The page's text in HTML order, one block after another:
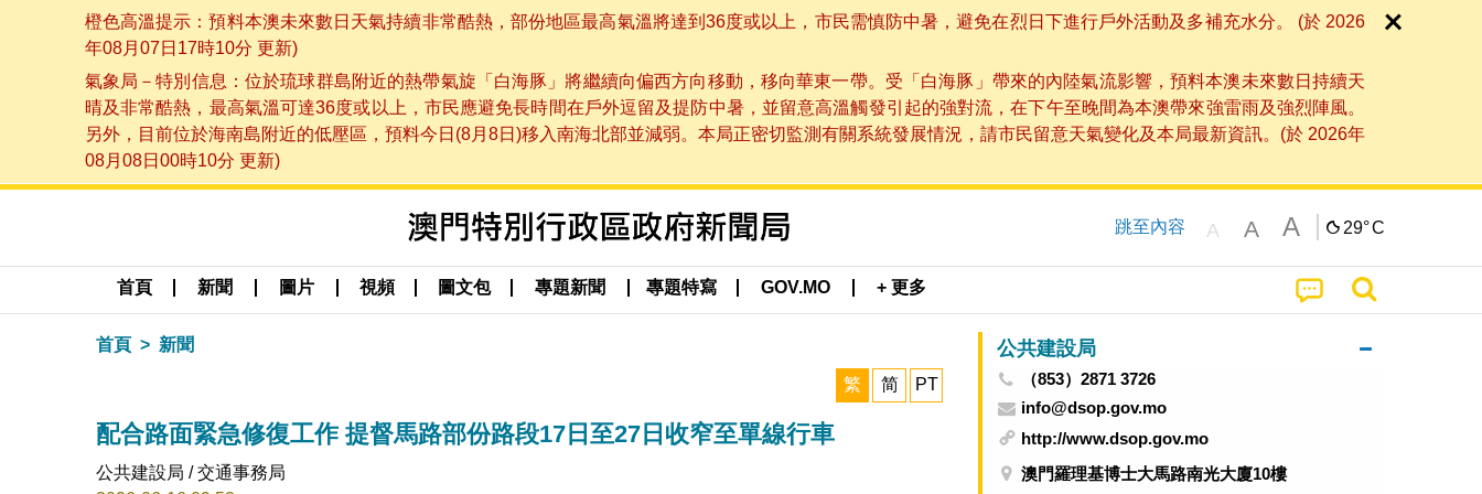
橙色高溫提示：預料本澳未來數日天氣持續非常酷熱，部份地區最高氣溫將達到36度或以上，市民需慎防中暑，避免在烈日下進行戶外活動及多補充水分。 (於 2026
年08月07日17時10分 更新)
氣象局－特別信息：位於琉球群島附近的熱帶氣旋「白海豚」將繼續向偏西方向移動，移向華東一帶。受「白海豚」帶來的內陸氣流影響，預料本澳未來數日持續天
晴及非常酷熱，最高氣溫可達36度或以上，市民應避免長時間在戶外逗留及提防中暑，並留意高溫觸發引起的強對流，在下午至晚間為本澳帶來強雷雨及強烈陣風。
另外，目前位於海南島附近的低壓區，預料今日(8月8日)移入南海北部並減弱。本局正密切監測有關系統發展情況，請市民留意天氣變化及本局最新資訊。(於 2026年
08月08日00時10分 更新)
跳至內容 A A A 29°C
首頁 新聞 圖片 視頻 圖文包 專題新聞 專題特寫 GOV.MO + 更多
首頁 新聞
繁 简 PT
配合路面緊急修復工作 提督馬路部份路段17日至27日收窄至單線行車
公共建設局 / 交通事務局
公共建設局
（853）2871 3726
info@dsop.gov.mo
http://www.dsop.gov.mo
澳門羅理基博士大馬路南光大廈10樓